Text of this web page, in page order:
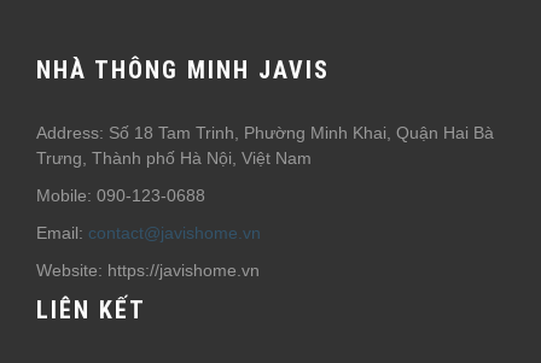
NHÀ THÔNG MINH JAVIS
Address: Số 18 Tam Trinh, Phường Minh Khai, Quận Hai Bà
Trưng, Thành phố Hà Nội, Việt Nam
Mobile: 090-123-0688
Email: contact@javishome.vn
Website: https://javishome.vn
LIÊN KẾT